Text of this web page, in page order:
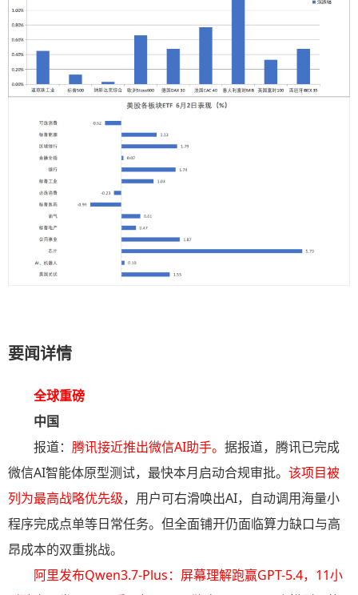
要闻详情
全球重磅
中国
报道： 腾讯接近推出微信AI助手。 据报道，腾讯已完成
微信AI智能体原型测试，最快本月启动合规审批。 该项目被
列为最高战略优先级，用户可右滑唤出AI，自动调用海量小
程序完成点单等日常任务。但全面铺开仍面临算力缺口与高
昂成本的双重挑战。
阿里发布Qwen3.7-Plus：屏幕理解跑赢GPT-5.4，11小